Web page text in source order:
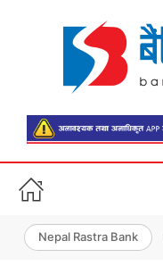
Nepal Rastra Bank